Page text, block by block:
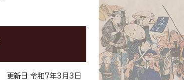
更新日 令和7年3月3日